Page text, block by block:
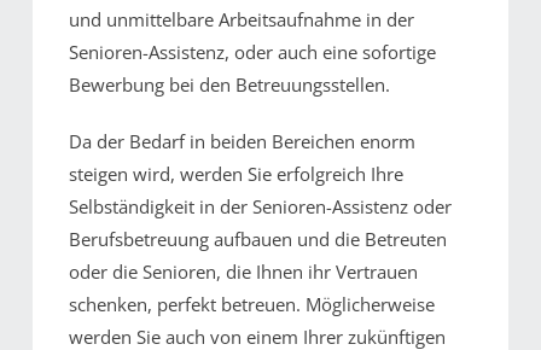
und unmittelbare Arbeitsaufnahme in der
Senioren-Assistenz, oder auch eine sofortige
Bewerbung bei den Betreuungsstellen.
Da der Bedarf in beiden Bereichen enorm
steigen wird, werden Sie erfolgreich Ihre
Selbständigkeit in der Senioren-Assistenz oder
Berufsbetreuung aufbauen und die Betreuten
oder die Senioren, die Ihnen ihr Vertrauen
schenken, perfekt betreuen. Möglicherweise
werden Sie auch von einem Ihrer zukünftigen